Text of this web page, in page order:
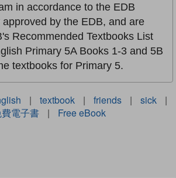
in accordance to the EDB
by the EDB, and are
Recommended Textbooks List
Primary 5A Books 1-3 and 5B
textbooks for Primary 5.
| textbook | friends | sick
|
電子書 | Free eBook